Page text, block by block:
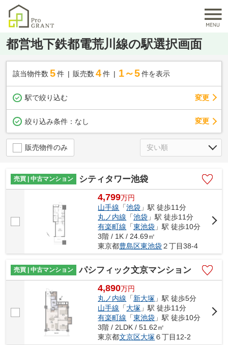
都営地下鉄都電荒川線の駅選択画面
該当物件数 5件 販売数 4 件 1～5 件を表示
駅で絞り込む 変更
絞り込み条件： なし 変更
販売物件のみ
売買 | 中古マンション シティタワー池袋
4,799万円
山手線 「池袋 」駅 徒歩11分
丸ノ内線 「池袋 」駅 徒歩11分
有楽町線 「東池袋 」駅 徒歩10分
3階 / 1K / 24.69㎡
東京都豊島区東池袋２丁目38-4
売買 | 中古マンション パシフィック文京マンション
4,890万円
丸ノ内線 「新大塚 」駅 徒歩5分
山手線 「大塚 」駅 徒歩11分
有楽町線 「東池袋 」駅 徒歩10分
3階 / 2LDK / 51.62㎡
東京都文京区大塚 ６丁目12-2